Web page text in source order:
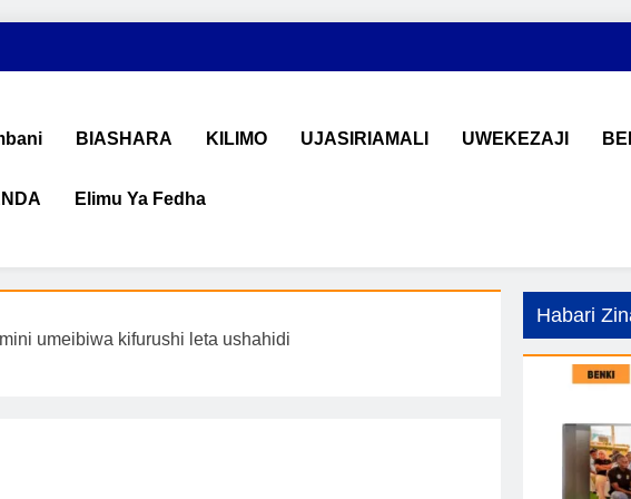
na Uchumi Tanzania
ujasiriamali Tanzania. Pata taarifa mpya za biashara, uwekezaji, ajira, kilimo,
BIASHARA KILIMO UJASIRIAMALI UWEKEZAJI
Elimu Ya Fedha
umeibiwa kifurushi leta ushahidi
Habari